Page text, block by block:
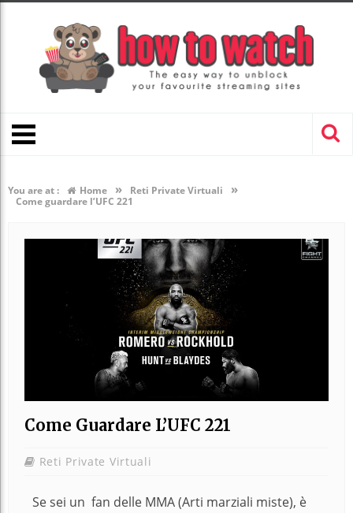
You are at : Home » Reti Private Virtuali »
Come guardare l’UFC 221
Come Guardare L’UFC 221
Reti Private Virtuali
Se sei un fan delle MMA (Arti marziali miste), è